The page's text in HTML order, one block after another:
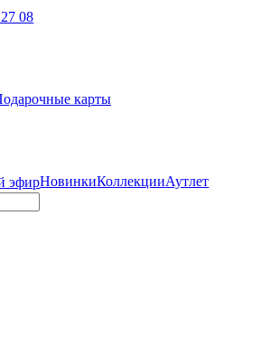
08
карты
эфирНовинкиКоллекцииАутлет